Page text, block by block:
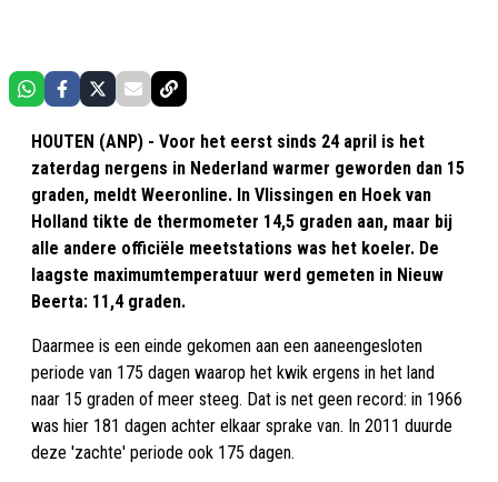
HOUTEN (ANP) - Voor het eerst sinds 24 april is het
zaterdag nergens in Nederland warmer geworden dan 15
graden, meldt Weeronline. In Vlissingen en Hoek van
Holland tikte de thermometer 14,5 graden aan, maar bij
alle andere officiële meetstations was het koeler. De
laagste maximumtemperatuur werd gemeten in Nieuw
Beerta: 11,4 graden.
Daarmee is een einde gekomen aan een aaneengesloten
periode van 175 dagen waarop het kwik ergens in het land
naar 15 graden of meer steeg. Dat is net geen record: in 1966
was hier 181 dagen achter elkaar sprake van. In 2011 duurde
deze 'zachte' periode ook 175 dagen.